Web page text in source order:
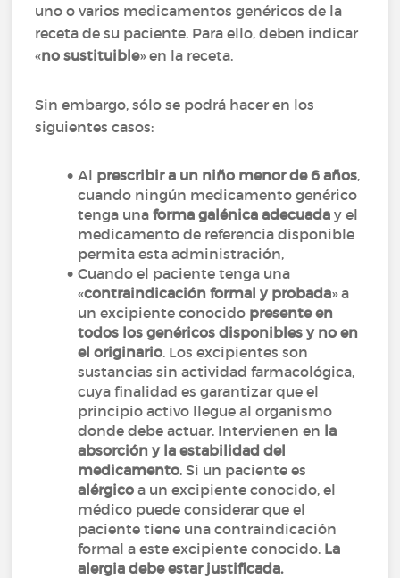
uno o varios medicamentos genéricos de la
receta de su paciente. Para ello, deben indicar
«no sustituible» en la receta.
Sin embargo, sólo se podrá hacer en los
siguientes casos:
Al prescribir a un niño menor de 6 años,
cuando ningún medicamento genérico
tenga unaforma galénica adecuada y el
medicamento de referencia disponible
permita esta administración,
Cuando el paciente tenga una
«contraindicación formal y probada» a
un excipiente conocido presente en
todos los genéricos disponibles y no en
el originario. Los excipientes son
sustancias sin actividad farmacológica,
cuya finalidad es garantizar que el
principio activo llegue al organismo
donde debe actuar. Intervienen en la
absorción y la estabilidad del
medicamento. Si un paciente es
alérgico a un excipiente conocido, el
médico puede considerar que el
paciente tiene una contraindicación
formal a este excipiente conocido. La
alergia debe estar justificada.